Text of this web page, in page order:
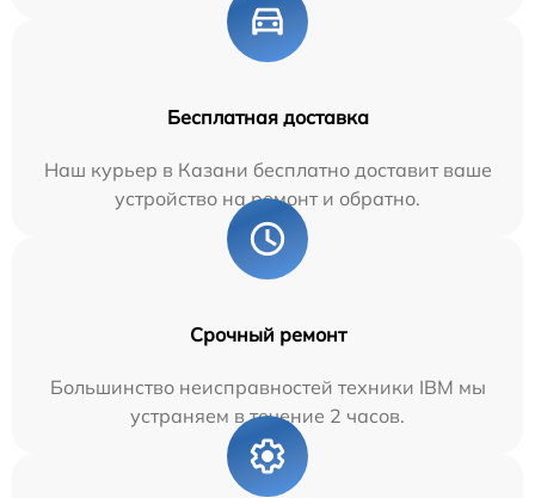
Бесплатная доставка
Наш курьер в Казани бесплатно доставит ваше
устройство на ремонт и обратно.
Срочный ремонт
Большинство неисправностей техники IBM мы
устраняем в течение 2 часов.